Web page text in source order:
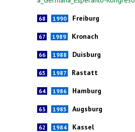
68 1990 Freiburg
67 1989 Kronach
66 1988 Duisburg
65 1987 Rastatt
64 1986 Hamburg
63 1985 Augsburg
62 1984 Kassel